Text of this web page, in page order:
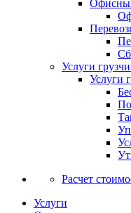
Услуги
Услуги
Расчет
Услуги